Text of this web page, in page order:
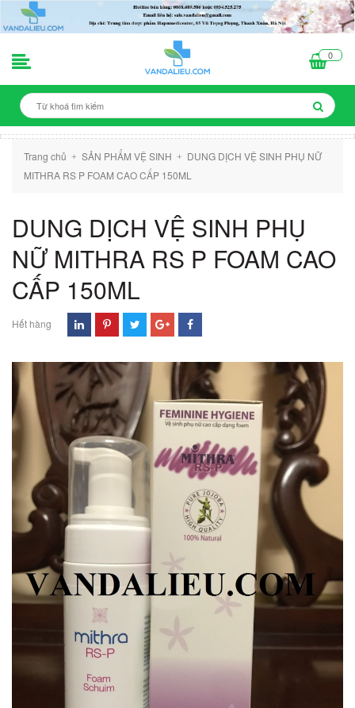
0
Trang chủ + SẢN PHẨM VỆ SINH +
DUNG DỊCH VỆ SINH PHỤ NỮ
MITHRA RS P FOAM CAO CẤP 150ML
DUNG DỊCH VỆ SINH PHỤ
NỮ MITHRA RS P FOAM CAO
CẤP 150ML
Hết hàng